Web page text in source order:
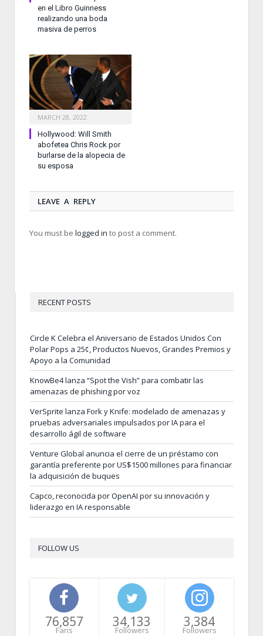
en el Libro Guinness
realizando una boda
masiva de perros
MARCH 28, 2022
Hollywood: Will Smith
abofetea Chris Rock por
burlarse de la alopecia de
su esposa
LEAVE A REPLY
You must be logged in to post a comment.
RECENT POSTS
Circle K Celebra el Aniversario de Estados Unidos Con
Polar Pops a 25¢, Productos Nuevos, Grandes Premios y
Apoyo a la Comunidad
KnowBe4 lanza “Spot the Vish” para combatir las
amenazas de phishing por voz
VerSprite lanza Fork y Knife: modelado de amenazas y
pruebas adversariales impulsados por IA para el
desarrollo ágil de software
Venture Global anuncia el cierre de un préstamo con
garantía preferente por US$1500 millones para financiar
la adquisición de buques
Capco, reconocida por OpenAI por su innovación y
liderazgo en IA responsable
FOLLOW US
76,857
Fans
34,133
Followers
3,384
Followers